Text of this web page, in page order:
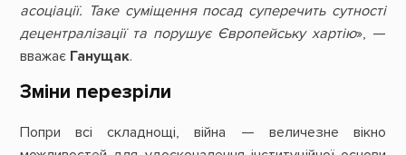
асоціації. Таке суміщення посад суперечить сутності
децентралізації та порушує Європейську хартію», —
вважає Ганущак.
Зміни перезріли
Попри всі складнощі, війна — величезне вікно